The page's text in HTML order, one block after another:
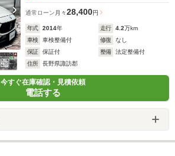
通常ローン 月々28,400円
年式 2014年 走行 4.2万km
車検
車検整備付 修復
なし
保証
保証付 整備
法定整備付
住所
長野県諏訪郡
今すぐ在庫確認・見積依頼
電話する